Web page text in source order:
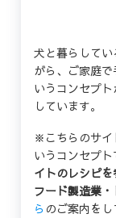
犬と暮らして
がら、ご家庭
いうコンセプ
しています。
※こちらのサイ
いうコンセプト
イトのレシピ
フード製造業
ら のご案内を